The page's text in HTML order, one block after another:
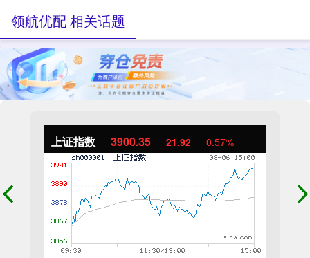
上证指数 3900.35 21.92 0.57%
领航优配 相关话题